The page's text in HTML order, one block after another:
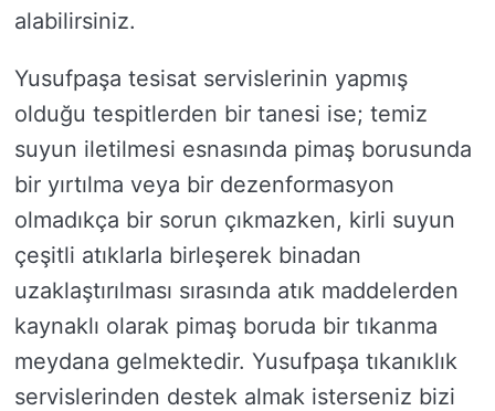
alabilirsiniz.
Yusufpaşa tesisat servislerinin yapmış
olduğu tespitlerden bir tanesi ise; temiz
suyun iletilmesi esnasında pimaş borusunda
bir yırtılma veya bir dezenformasyon
olmadıkça bir sorun çıkmazken, kirli suyun
çeşitli atıklarla birleşerek binadan
uzaklaştırılması sırasında atık maddelerden
kaynaklı olarak pimaş boruda bir tıkanma
meydana gelmektedir. Yusufpaşa tıkanıklık
servislerinden destek almak isterseniz bizi